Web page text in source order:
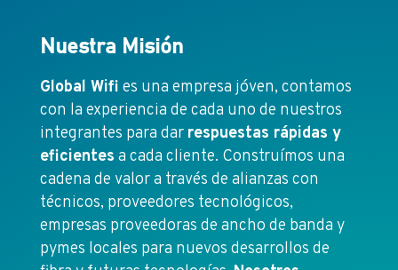
Nuestra Misión
Global Wifi es una empresa jóven, contamos
con la experiencia de cada uno de nuestros
integrantes para dar respuestas rápidas y
eficientes a cada cliente. Construímos una
cadena de valor a través de alianzas con
técnicos, proveedores tecnológicos,
empresas proveedoras de ancho de banda y
pymes locales para nuevos desarrollos de